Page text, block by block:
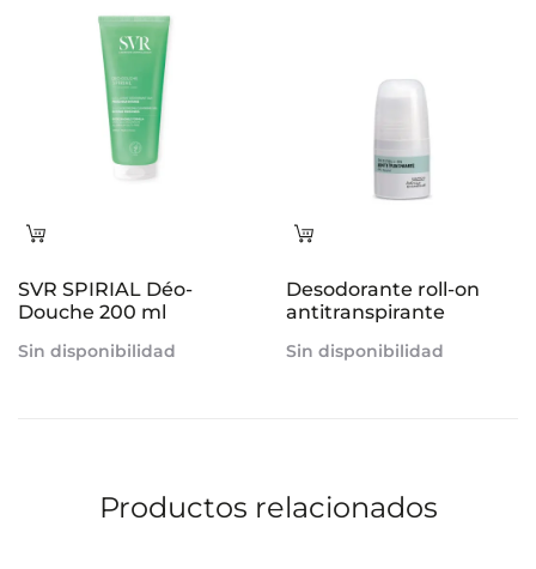
Leer
SVR SPIRIAL Déo-
Douche 200 ml
Sin disponibilidad
Leer
Desodorante roll-on
antitranspirante
Sin disponibilidad
Productos relacionados